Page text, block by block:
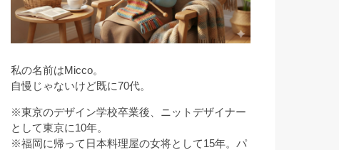
私の名前はMicco。
自慢じゃないけど既に70代。
※東京のデザイン学校卒業後、ニットデザイナー
として東京に10年。
※福岡に帰って日本料理屋の女将として15年。パ